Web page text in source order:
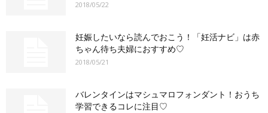
2018/05/22
妊娠したいなら読んでおこう！「妊活ナビ」は赤
ちゃん待ち夫婦におすすめ♡
2018/05/21
バレンタインはマシュマロフォンダント！おうち
学習できるコレに注目♡